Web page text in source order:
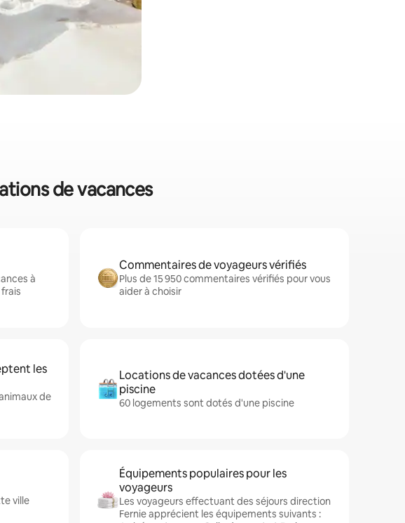
de vacances
à
Commentaires de voyageurs vérifiés
Plus de 15 950 commentaires vérifiés pour vous
aider à choisir
les
de
Locations de vacances dotées d'une
piscine
60 logements sont dotés d'une piscine
ville
Équipements populaires pour les
voyageurs
Les voyageurs effectuant des séjours direction
Fernie apprécient les équipements suivants :